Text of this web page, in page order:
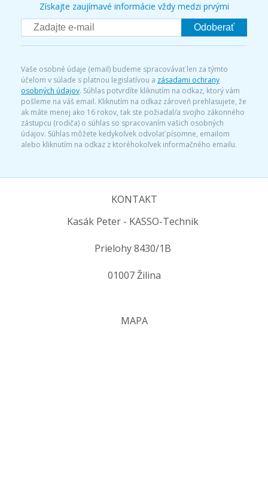
Získajte zaujímavé informácie vždy medzi prvými
Odoberať
Vaše osobné údaje (email) budeme spracovávať len za týmto
účelom v súlade s platnou legislatívou a zásadami ochrany
osobných údajov. Súhlas potvrdíte kliknutím na odkaz, ktorý vám
pošleme na váš email. Kliknutím na odkaz zároveň prehlasujete, že
ak máte menej ako 16 rokov, tak ste požiadal/a svojho zákonného
zástupcu (rodiča) o súhlas so spracovaním vašich osobných
údajov. Súhlas môžete kedykoľvek odvolať písomne, emailom
alebo kliknutím na odkaz z ktoréhokoľvek informačného emailu.
KONTAKT
Kasák Peter - KASSO-Technik
Prielohy 8430/1B
01007 Žilina
MAPA